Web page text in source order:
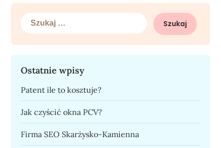
Szukaj:
Ostatnie wpisy
Patent ile to kosztuje?
Jak czyścić okna PCV?
Firma SEO Skarżysko-Kamienna